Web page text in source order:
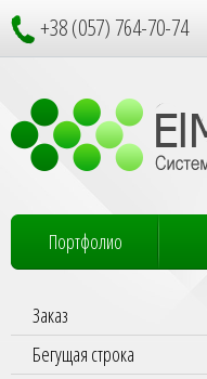
+38 (057) 764-70-74
Портфолио
Заказ
Бегущая строка